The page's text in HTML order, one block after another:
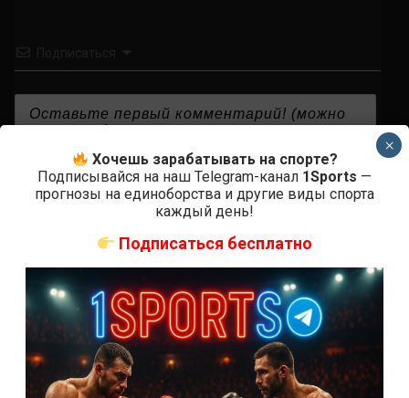
КОММЕНТАРИЕВ
Хочешь зарабатывать на спорте?
Подписывайся на наш Telegram-канал 1Sports —
прогнозы на единоборства и другие виды спорта
каждый день!
Подписаться бесплатно
×